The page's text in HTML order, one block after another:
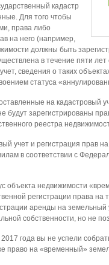
кадастр
Для того чтобы
права либо
на него (например,
должны быть
в течение пяти
сведения о таких
статуса
на кадастровый
будут зарегистрированы
реестра
учет и регистрация прав
в соответствии с
объекта недвижимости
регистрации права
аренды на земельный
собственности, но не
года вы не успели
право на «временный»